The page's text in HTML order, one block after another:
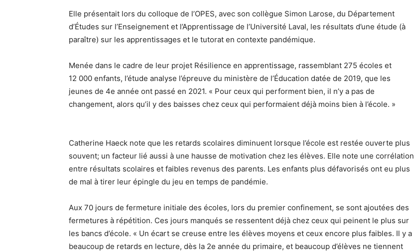
Elle présentait lors du colloque de l’OPES, avec son collègue Simon Larose, du Département
d’Études sur l’Enseignement et l’Apprentissage de l’Université Laval, les résultats d’une étude (à
paraître) sur les apprentissages et le tutorat en contexte pandémique.
Menée dans le cadre de leur projet Résilience en apprentissage, rassemblant 275 écoles et
12 000 enfants, l’étude analyse l’épreuve du ministère de l’Éducation datée de 2019, que les
jeunes de 4e année ont passé en 2021. « Pour ceux qui performent bien, il n’y a pas de
changement, alors qu’il y des baisses chez ceux qui performaient déjà moins bien à l’école. »
Catherine Haeck note que les retards scolaires diminuent lorsque l’école est restée ouverte plus
souvent; un facteur lié aussi à une hausse de motivation chez les élèves. Elle note une corrélation
entre résultats scolaires et faibles revenus des parents. Les enfants plus défavorisés ont eu plus
de mal à tirer leur épingle du jeu en temps de pandémie.
Aux 70 jours de fermeture initiale des écoles, lors du premier confinement, se sont ajoutées des
fermetures à répétition. Ces jours manqués se ressentent déjà chez ceux qui peinent le plus sur
les bancs d’école. « Un écart se creuse entre les élèves moyens et ceux encore plus faibles. Il y a
beaucoup de retards en lecture, dès la 2e année du primaire, et beaucoup d’élèves ne tiennent